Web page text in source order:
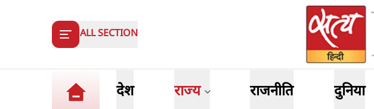
ALL SECTION
देश राज्य राजनीति दुनिया